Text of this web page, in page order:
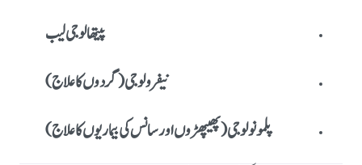
پیتھالوجی لیب
نیفرولوجی (گردوں کا علاج)
پلمونولوجی (پھیپھڑوں اور سانس کی بیماریوں کا علاج)